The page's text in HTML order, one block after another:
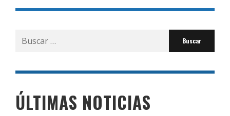
Buscar
por:
ÚLTIMAS NOTICIAS